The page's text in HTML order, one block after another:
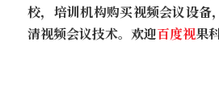
校，培训机构购买视频会议设
清视频会议技术。欢迎百度视果